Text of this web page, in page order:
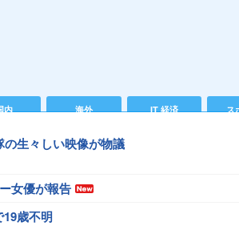
内 海外 IT 経済 ス
の生々しい映像が物議
女優が報告
歳不明